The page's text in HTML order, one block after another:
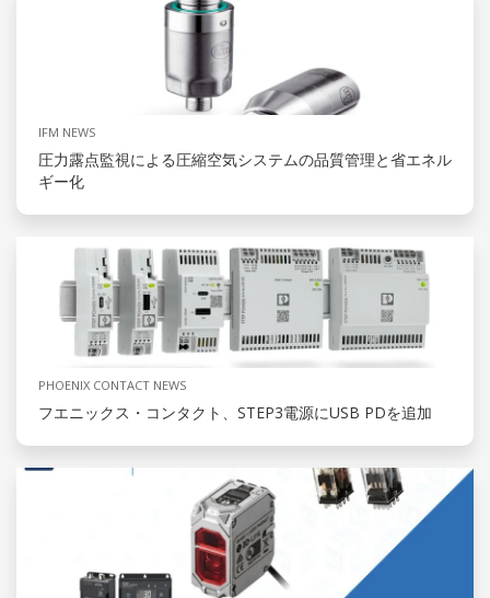
IFM NEWS
圧力露点監視による圧縮空気システムの品質管理と省エネル
ギー化
PHOENIX CONTACT NEWS
フエニックス・コンタクト、STEP3電源にUSB PDを追加